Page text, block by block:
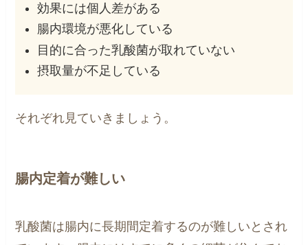
効果には個人差がある
腸内環境が悪化している
目的に合った乳酸菌が取れていない
摂取量が不足している
それぞれ見ていきましょう。
腸内定着が難しい
乳酸菌は腸内に長期間定着するのが難しいとされ